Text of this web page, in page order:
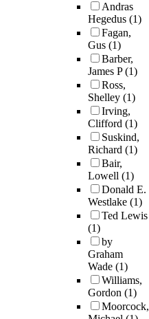
Andras
Hegedus (1)
Fagan,
Gus (1)
Barber,
James P(1)
Ross,
Shelley (1)
Irving,
Clifford (1)
Suskind,
Richard (1)
Bair,
Lowell (1)
Donald E.
Westlake (1)
Ted Lewis
(1)
by
Graham
Wade (1)
Williams,
Gordon (1)
Moorcock,